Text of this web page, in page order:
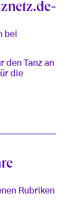
bei
den Tanz an
die
Rubriken